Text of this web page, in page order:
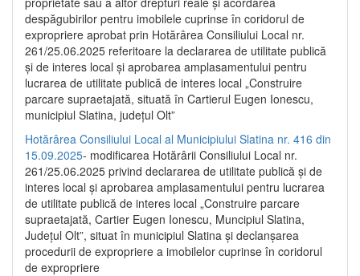
despăgubirilor pentru imobilele cuprinse în coridorul de
expropriere aprobat prin Hotărârea Consiliului Local nr.
261/25.06.2025 referitoare la declararea de utilitate publică
și de interes local și aprobarea amplasamentului pentru
lucrarea de utilitate publică de interes local „Construire
parcare supraetajată, situată în Cartierul Eugen Ionescu,
municipiul Slatina, județul Olt”
Hotărârea Consiliului Local al Municipiului Slatina nr. 416 din
15.09.2025- modificarea Hotărârii Consiliului Local nr.
261/25.06.2025 privind declararea de utilitate publică și de
interes local și aprobarea amplasamentului pentru lucrarea
de utilitate publică de interes local „Construire parcare
supraetajată, Cartier Eugen Ionescu, Muncipiul Slatina,
Județul Olt”, situat în municipiul Slatina și declanșarea
procedurii de expropriere a imobilelor cuprinse în coridorul
de expropriere